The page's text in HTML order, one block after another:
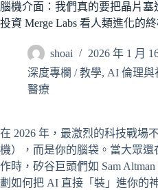
腦機介面：我們真的要把晶片塞
投資 Merge Labs 看人類進化的
shoai
2026 年 1 月
深度專欄 / 教學, AI 倫理與
醫療
在 2026 年，最激烈的科技戰場
機），而是你的腦袋。當大眾
作時，矽谷巨頭們如 Sam
劃如何把 AI 直接「裝」進你的